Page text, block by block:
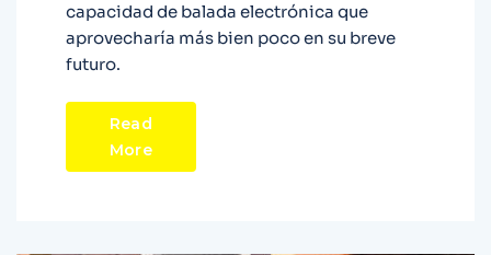
capacidad de balada electrónica que
aprovecharía más bien poco en su breve
futuro.
Read
More